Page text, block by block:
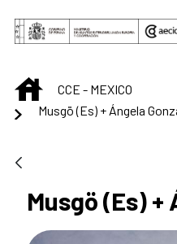
Saltar al contenido
INICIOCCE - MEXICO
Musgö (Es) + Ángela
Musgö (Es)